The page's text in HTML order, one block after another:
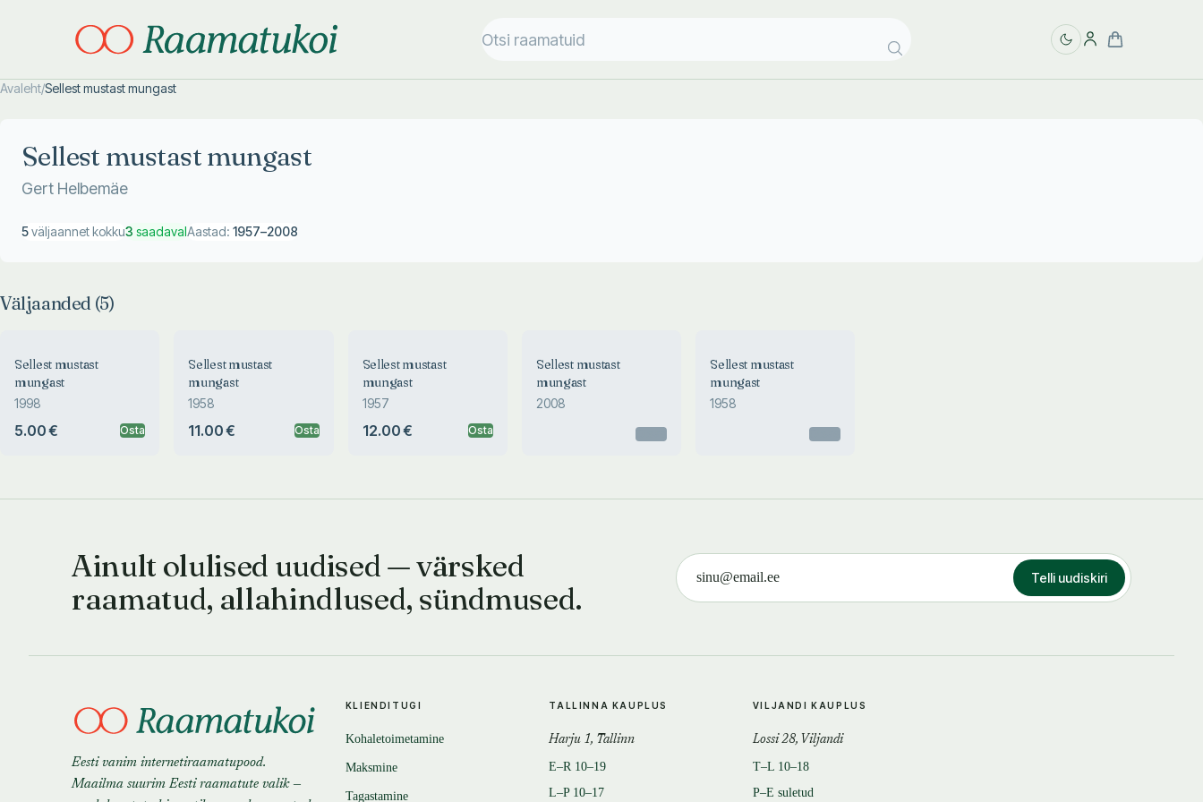
Avaleht/Sellest mustast mungast
Sellest mustast mungast
Gert Helbemäe
5väljaannet kokku3 saadavalAastad: 1957–2008
Väljaanded (5)
Sellest mustast
mungast
1998
5.00 € Osta
Sellest mustast
mungast
1958
11.00 € Osta
Sellest mustast
mungast
1957
12.00 € Osta
Sellest mustast
mungast
2008
Sellest mustast
mungast
1958
Ainult olulised uudised — värsked
raamatud, allahindlused, sündmused.
Telli uudiskiri
Eesti vanim internetiraamatupood.
Maailma suurim Eesti raamatute valik —
KLIENDITUGI
Kohaletoimetamine
Maksmine
Tagastamine
TALLINNA KAUPLUS
Harju 1, Tallinn
E–R 10–19
L–P 10–17
VILJANDI KAUPLUS
Lossi 28, Viljandi
T–L 10–18
P–E suletud